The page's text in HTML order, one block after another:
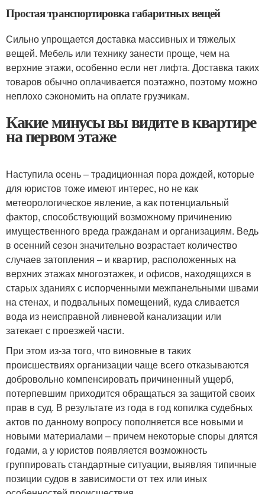
Простая транспортировка габаритных вещей
Сильно упрощается доставка массивных и тяжелых
вещей. Мебель или технику занести проще, чем на
верхние этажи, особенно если нет лифта. Доставка таких
товаров обычно оплачивается поэтажно, поэтому можно
неплохо сэкономить на оплате грузчикам.
Какие минусы вы видите в квартире
на первом этаже
Наступила осень – традиционная пора дождей, которые
для юристов тоже имеют интерес, но не как
метеорологическое явление, а как потенциальный
фактор, способствующий возможному причинению
имущественного вреда гражданам и организациям. Ведь
в осенний сезон значительно возрастает количество
случаев затопления – и квартир, расположенных на
верхних этажах многоэтажек, и офисов, находящихся в
старых зданиях с испорченными межпанельными швами
на стенах, и подвальных помещений, куда сливается
вода из неисправной ливневой канализации или
затекает с проезжей части.
При этом из-за того, что виновные в таких
происшествиях организации чаще всего отказываются
добровольно компенсировать причиненный ущерб,
потерпевшим приходится обращаться за защитой своих
прав в суд. В результате из года в год копилка судебных
актов по данному вопросу пополняется все новыми и
новыми материалами – причем некоторые споры длятся
годами, а у юристов появляется возможность
группировать стандартные ситуации, выявляя типичные
позиции судов в зависимости от тех или иных